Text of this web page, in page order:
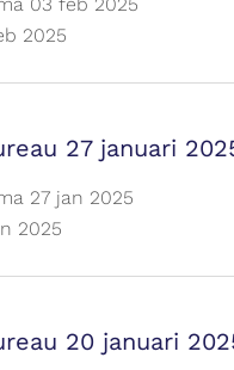
2025
27 januari
27 jan 2025
2025
20 januari